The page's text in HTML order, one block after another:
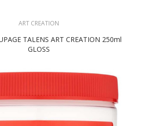
ART CREATION
TALENS ART CREATION 250ml
GLOSS